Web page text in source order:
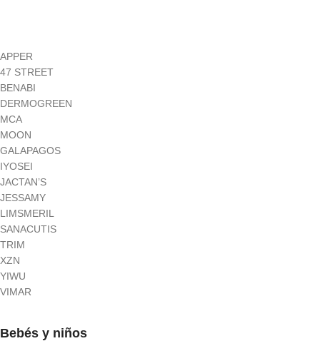
APPER
47 STREET
BENABI
DERMOGREEN
MCA
MOON
GALAPAGOS
IYOSEI
JACTAN’S
JESSAMY
LIMSMERIL
SANACUTIS
TRIM
XZN
YIWU
VIMAR
Bebés y niños